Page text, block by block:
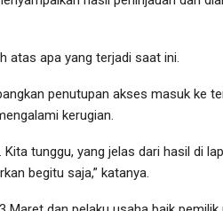
atas apa yang terjadi saat ini.
penutupan akses masuk ke
kerugian.
tunggu, yang jelas dari hasil di
begitu saja,” katanya.